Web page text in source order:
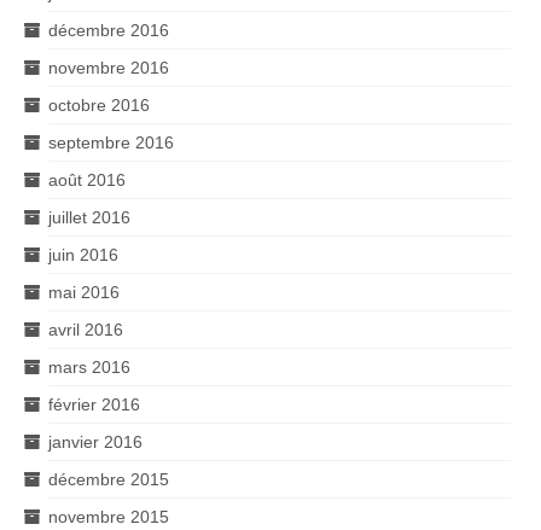
décembre 2016
novembre 2016
octobre 2016
septembre 2016
août 2016
juillet 2016
juin 2016
mai 2016
avril 2016
mars 2016
février 2016
janvier 2016
décembre 2015
novembre 2015